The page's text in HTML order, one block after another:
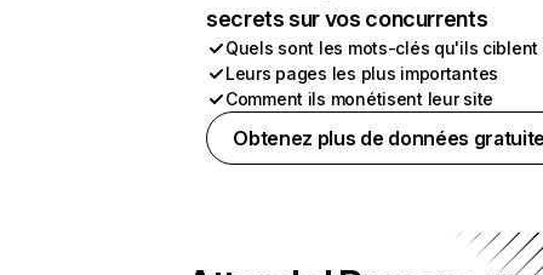
secrets sur vos concurrents
Quels sont les mots-clés qu'ils ciblent
Leurs pages les plus importantes
Comment ils monétisent leur site
Obtenez plus de données